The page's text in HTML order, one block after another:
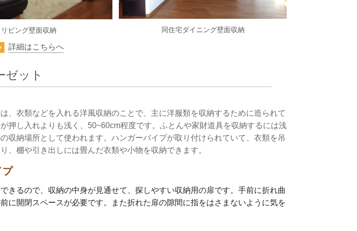
リビング壁面収納
詳細はこちらへ
同住宅ダイニング壁面収納
ゼット
、衣類などを入れる洋風収納のことで、主に洋服類を収納するために造られて
押し入れよりも浅く、50~60cm程度です。ふとんや家財道具を収納するには浅
収納場所として使われます。ハンガーパイプが取り付けられていて、衣類を吊
、棚や引き出しには畳んだ衣類や小物を収納できます。
プ
きるので、収納の中身が見通せて、探しやすい収納用の扉です。手前に折れ曲
に開閉スペースが必要です。また折れた扉の隙間に指をはさまないように気を